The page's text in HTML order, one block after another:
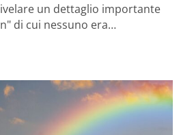
un dettaglio importante
di cui nessuno era…